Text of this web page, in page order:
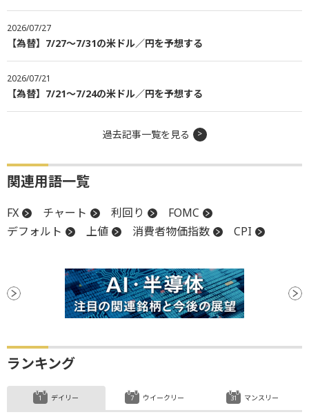
2026/07/27
【為替】7/27～7/31の米ドル／円を予想する
2026/07/21
【為替】7/21～7/24の米ドル／円を予想する
過去記事一覧を見る
関連用語一覧
FX チャート 利回り
FOMC
デフォルト
上値 消費者物価指数 CPI
ランキング
デイリー ウイークリー マンスリー